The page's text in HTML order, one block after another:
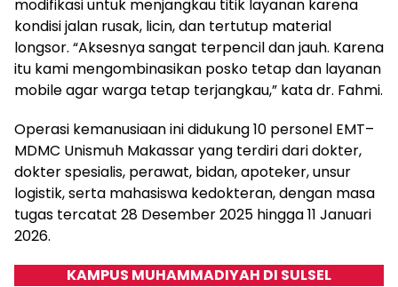
modifikasi untuk menjangkau titik layanan karena
kondisi jalan rusak, licin, dan tertutup material
longsor. “Aksesnya sangat terpencil dan jauh. Karena
itu kami mengombinasikan posko tetap dan layanan
mobile agar warga tetap terjangkau,” kata dr. Fahmi.
Operasi kemanusiaan ini didukung 10 personel EMT–
MDMC Unismuh Makassar yang terdiri dari dokter,
dokter spesialis, perawat, bidan, apoteker, unsur
logistik, serta mahasiswa kedokteran, dengan masa
tugas tercatat 28 Desember 2025 hingga 11 Januari
2026.
KAMPUS MUHAMMADIYAH DI SULSEL